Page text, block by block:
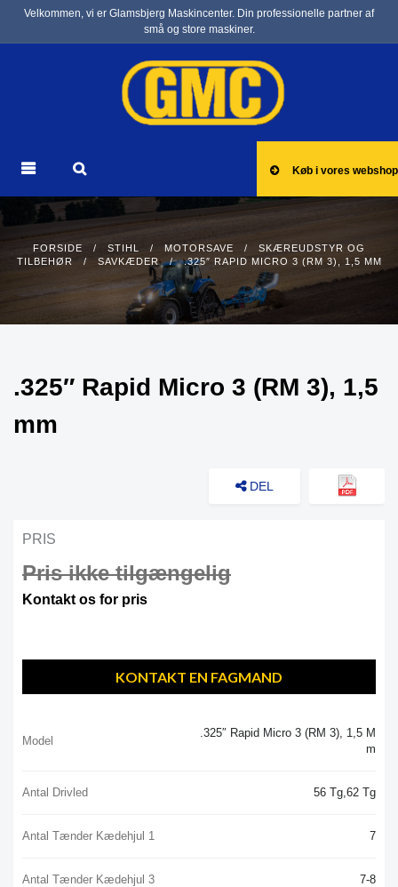
Velkommen, vi er Glamsbjerg Maskincenter. Din professionelle partner af
små og store maskiner.
Køb i vores webshop
FORSIDE / STIHL / MOTORSAVE / SKÆREUDSTYR OG
TILBEHØR
/ SAVKÆDER/ .325″ RAPID MICRO 3 (RM 3), 1,5 MM
.325″ Rapid Micro 3 (RM 3), 1,5
mm
DEL
PRIS
Pris ikke tilgængelig
Kontakt os for pris
KONTAKT EN FAGMAND
Model
.325″ Rapid Micro 3 (RM 3), 1,5 M
M
Antal Drivled 56 Tg,62 Tg
Antal Tænder Kædehjul 1 7
Antal Tænder Kædehjul 3 7-8